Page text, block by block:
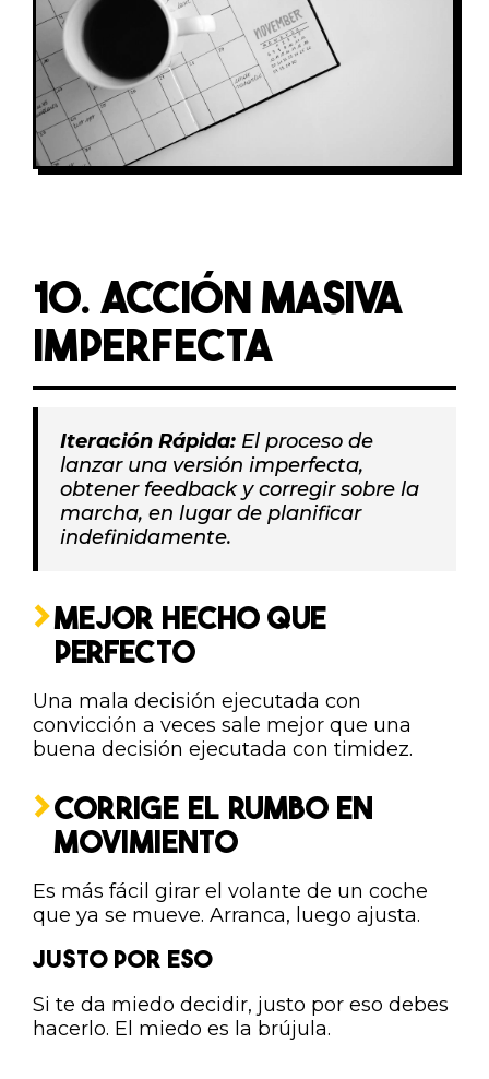
10. ACCIÓN MASIVA
IMPERFECTA
Iteración Rápida: El proceso de
lanzar una versión imperfecta,
obtener feedback y corregir sobre la
marcha, en lugar de planificar
indefinidamente.
MEJOR HECHO QUE
PERFECTO
Una mala decisión ejecutada con
convicción a veces sale mejor que una
buena decisión ejecutada con timidez.
CORRIGE EL RUMBO EN
MOVIMIENTO
Es más fácil girar el volante de un coche
que ya se mueve. Arranca, luego ajusta.
JUSTO POR ESO
Si te da miedo decidir, justo por eso debes
hacerlo. El miedo es la brújula.